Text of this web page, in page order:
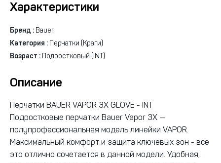
Характеристики
Бренд : Bauer
Категория : Перчатки (Краги)
Возраст : Подростковый (INT)
Описание
Перчатки BAUER VAPOR 3X GLOVE - INT
Подростковые перчатки Bauer Vapor 3X —
полупрофессиональная модель линейки VAPOR.
Максимальный комфорт и защита ключевых зон - все
это отлично сочетается в данной модели. Удобная,